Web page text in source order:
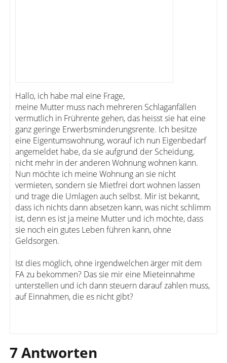
Hallo, ich habe mal eine Frage,
meine Mutter muss nach mehreren Schlaganfällen
vermutlich in Frührente gehen, das heisst sie hat eine
ganz geringe Erwerbsminderungsrente. Ich besitze
eine Eigentumswohnung, worauf ich nun Eigenbedarf
angemeldet habe, da sie aufgrund der Scheidung,
nicht mehr in der anderen Wohnung wohnen kann.
Nun möchte ich meine Wohnung an sie nicht
vermieten, sondern sie Mietfrei dort wohnen lassen
und trage die Umlagen auch selbst. Mir ist bekannt,
dass ich nichts dann absetzen kann, was nicht schlimm
ist, denn es ist ja meine Mutter und ich möchte, dass
sie noch ein gutes Leben führen kann, ohne
Geldsorgen.
Ist dies möglich, ohne irgendwelchen ärger mit dem
FA zu bekommen? Das sie mir eine Mieteinnahme
unterstellen und ich dann steuern darauf zahlen muss,
auf Einnahmen, die es nicht gibt?
7 Antworten